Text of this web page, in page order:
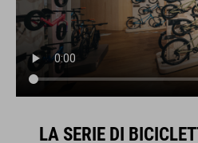
LA SERIE DI